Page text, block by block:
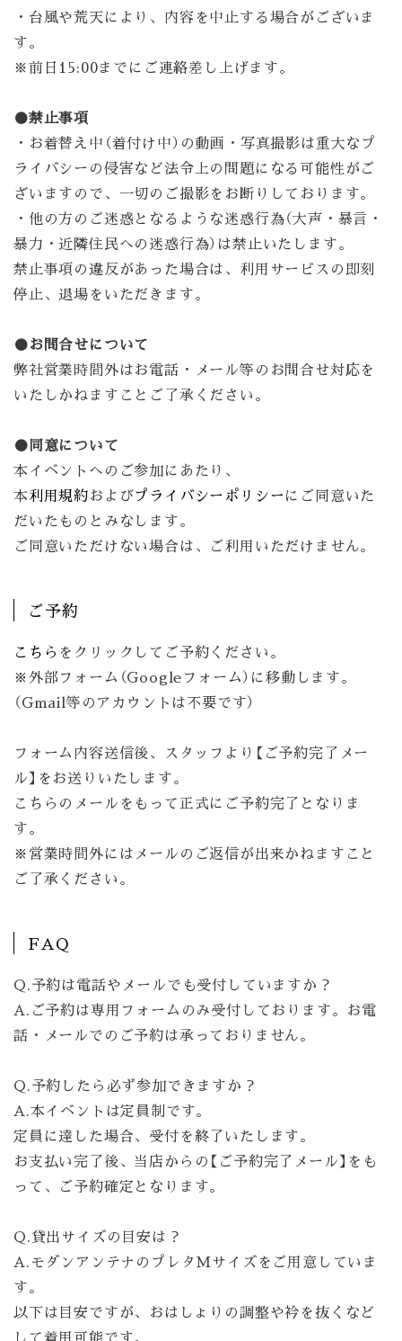
・台風や荒天により、内容を中止する場合がございま
す。
※前日15:00までにご連絡差し上げます。
●禁止事項
・お着替え中（着付け中）の動画・写真撮影は重大なプ
ライバシーの侵害など法令上の問題になる可能性がご
ざいますので、一切のご撮影をお断りしております。
・他の方のご迷惑となるような迷惑行為（大声・暴言・
暴力・近隣住民への迷惑行為）は禁止いたします。
禁止事項の違反があった場合は、利用サービスの即刻
停止、退場をいただきます。
●お問合せについて
弊社営業時間外はお電話・メール等のお問合せ対応を
いたしかねますことご了承ください。
●同意について
本イベントへのご参加にあたり、
本利用規約およびプライバシーポリシーにご同意いた
だいたものとみなします。
ご同意いただけない場合は、ご利用いただけません。
ご予約
こちら をクリックしてご予約ください。
※外部フォーム（Googleフォーム）に移動します。
（Gmail等のアカウントは不要です）
フォーム内容送信後、スタッフより【ご予約完了メー
ル】をお送りいたします。
こちらのメールをもって正式にご予約完了となりま
す。
※営業時間外にはメールのご返信が出来かねますこと
ご了承ください。
FAQ
Q.予約は電話やメールでも受付していますか？
A.ご予約は専用フォームのみ受付しております。お電
話・メールでのご予約は承っておりません。
Q.予約したら必ず参加できますか？
A.本イベントは定員制です。
定員に達した場合、受付を終了いたします。
お支払い完了後、当店からの【ご予約完了メール】をも
って、ご予約確定となります。
Q.貸出サイズの目安は？
A.モダンアンテナのプレタMサイズをご用意していま
す。
以下は目安ですが、おはしょりの調整や衿を抜くなど
して着用可能です。